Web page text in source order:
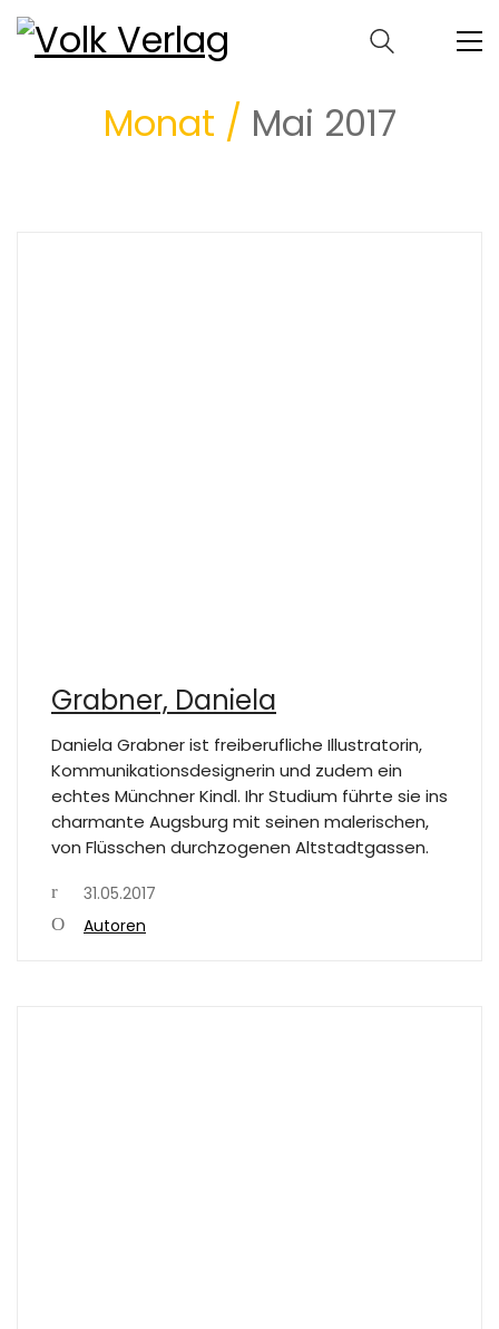
Monat / Mai 2017
Grabner, Daniela
Daniela Grabner ist freiberufliche Illustratorin,
Kommunikationsdesignerin und zudem ein
echtes Münchner Kindl. Ihr Studium führte sie ins
charmante Augsburg mit seinen malerischen,
von Flüsschen durchzogenen Altstadtgassen.
31.05.2017
Autoren